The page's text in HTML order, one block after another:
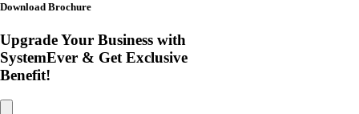
Download Brochure
Upgrade Your Business with
SystemEver & Get Exclusive
Benefit!